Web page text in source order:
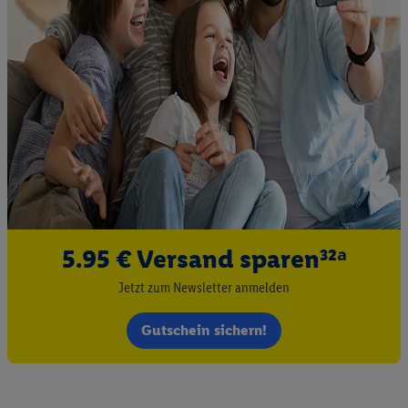
5.95 € Versand sparen³²ᵃ
Jetzt zum Newsletter anmelden
Gutschein sichern!
Liste der Partner (Lieferanten)